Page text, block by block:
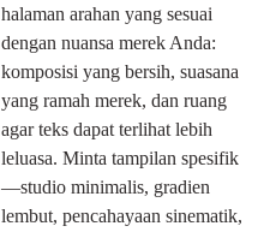
halaman arahan yang sesuai
dengan nuansa merek Anda:
komposisi yang bersih, suasana
yang ramah merek, dan ruang
agar teks dapat terlihat lebih
leluasa. Minta tampilan spesifik
—studio minimalis, gradien
lembut, pencahayaan sinematik,